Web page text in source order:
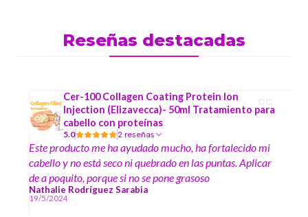
Reseñas destacadas
Cer-100 Collagen Coating Protein Ion
Injection (Elizavecca)- 50ml Tratamiento para
cabello con proteínas
5.0 2 reseñas
Este producto me ha ayudado mucho, ha fortalecido mi
cabello y no está seco ni quebrado en las puntas. Aplicar
de a poquito, porque si no se pone grasoso
Nathalie Rodríguez Sarabia
19/5/2024